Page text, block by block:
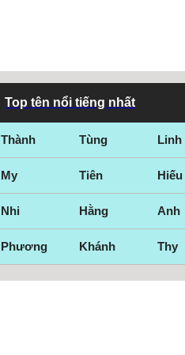
Top tên nổi tiếng nhất
Thành Tùng Linh
My Tiên Hiếu
Nhi Hằng Anh
Phương Khánh Thy